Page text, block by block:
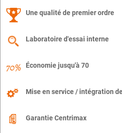
Une qualité de premier ordre
Laboratoire d'essai interne
Économie jusqu'à 70
Mise en service / intégration
Garantie Centrimax